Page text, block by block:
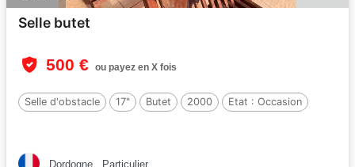
Selle butet
500 € ou payez en X fois
Selle d'obstacle 17" Butet 2000 Etat : Occasion
Dordogne Particulier